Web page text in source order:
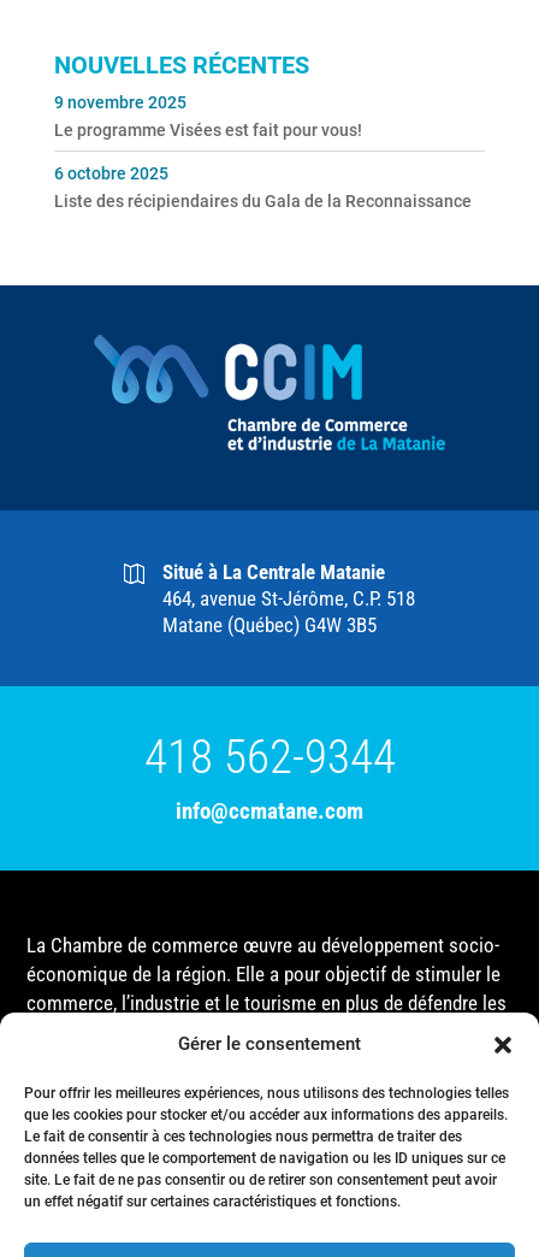
Gérer le consentement
Pour offrir les meilleures expériences, nous utilisons des technologies telles
que les cookies pour stocker et/ou accéder aux informations des appareils.
Le fait de consentir à ces technologies nous permettra de traiter des
données telles que le comportement de navigation ou les ID uniques sur ce
site. Le fait de ne pas consentir ou de retirer son consentement peut avoir
un effet négatif sur certaines caractéristiques et fonctions.
NOUVELLES RÉCENTES
Le programme Visées est fait pour vous!
9 novembre 2025
Liste des récipiendaires du Gala de la Reconnaissance
6 octobre 2025
Situé à La Centrale Matanie
464, avenue St-Jérôme, C.P. 518
Matane (Québec) G4W 3B5
418 562-9344
info@ccmatane.com
La Chambre de commerce œuvre au développement socio-
économique de la région. Elle a pour objectif de stimuler le
commerce, l’industrie et le tourisme en plus de défendre les
intérêts de ses membres et de l’ensemble de la
gouvernementales, que ce soit au niveau municipal,
provincial ou fédéral.
Accueil